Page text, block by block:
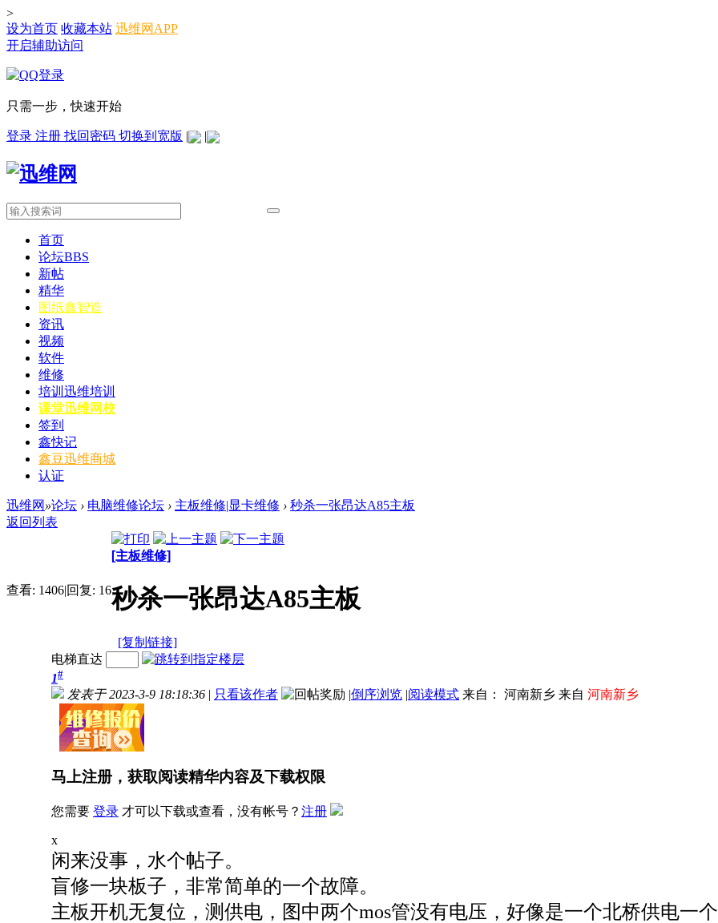
>
设为首页 收藏本站 迅维网APP
开启辅助访问
只需一步，快速开始
登录 注册 找回密码 切换到宽版 | |
首页
论坛BBS
新帖
精华
图纸鑫智造
资讯
视频
软件
维修
培训 迅维培训
课堂迅维网校
签到
鑫快记
鑫豆迅维商城
认证
迅维网 »论坛 › 电脑维修论坛 › 主板维修|显卡维修 › 秒杀一张昂达A85主板
返回列表
查看: 1406|回复: 16
[主板维修]
秒杀一张昂达A85主板
[复制链接]
电梯直达
1#
发表于 2023-3-9 18:18:36 | 只看该作者 |倒序浏览 |阅读模式 来自： 河南新乡 来自 河南新乡
马上注册，获取阅读精华内容及下载权限
您需要 登录 才可以下载或查看，没有帐号？ 注册
x
闲来没事，水个帖子。
盲修一块板子，非常简单的一个故障。
主板开机无复位，测供电，图中两个mos管没有电压，好像是一个北桥供电一